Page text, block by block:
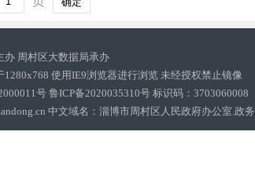
办 周村区大数据局承办
使用IE9浏览器进行浏览 未经授权禁止镜像
号 鲁ICP备2020035310号 标识码：3703060008
中文域名：淄博市周村区人民政府办公室.政务